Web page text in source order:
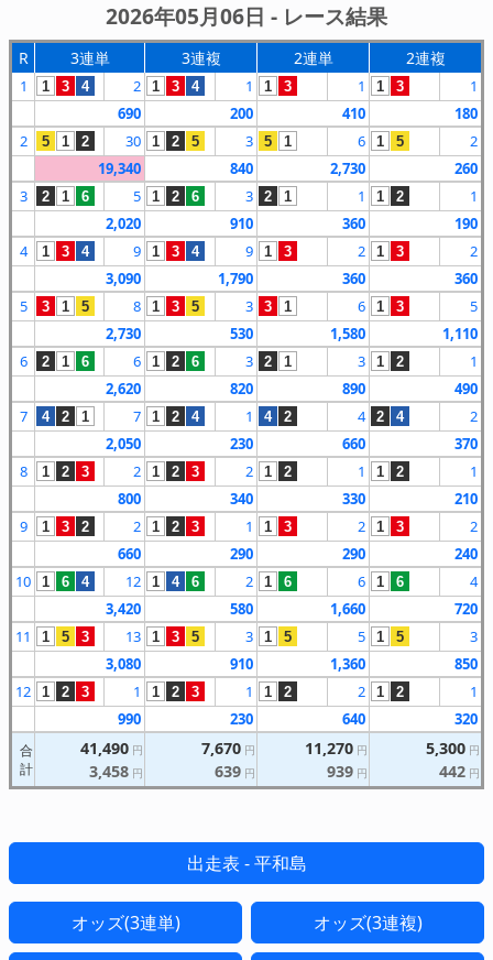
2026年05月06日 - レース結果
R 3連単 3連複 2連単 2連複
1 1 3 4 2 1 3 4 1 1 3 1 1 3
1
690
200 410
180
2
5 1 2 30 1 2 5 3 5 1 6 1 5
2
19,340
840 2,730
260
3
2 1 6 5 1 2 6 3 2 1 1 1 2
1
2,020
910 360
190
4
1 3 4 9 1 3 4 9 1 3 2 1 3
2
3,090
1,790 360
360
5
3 1 5 8 1 3 5 3 3 1 6 1 3
5
2,730
530 1,580
1,110
6
2 1 6 6 1 2 6 3 2 1 3 1 2
1
2,620
820 890
490
7
4 2 1 7 1 2 4 1 4 2 4 2 4
2
2,050
230 660
370
8
1 2 3 2 1 2 3 2 1 2 1 1 2
1
800
340 330
210
9
1 3 2 2 1 2 3 1 1 3 2 1 3
2
660
290 290
240
10
1 6 4 12 1 4 6 2 1 6 6 1 6
4
3,420
580 1,660
720
11
1 5 3 13 1 3 5 3 1 5 5 1 5
3
3,080
910 1,360
850
12
1 2 3 1 1 2 3 1 1 2 2 1 2
1
990
230 640 320
合
計
41,490 円
3,458 円
7,670 円
639 円
11,270 円
939 円
5,300 円
442 円
出走表 - 平和島
オッズ(3連単) オッズ(3連複)